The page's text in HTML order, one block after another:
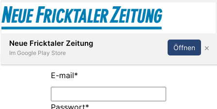
Abonnieren Anmelden
E-mail*
Passwort*
Neue Fricktaler Zeitung
Im Google Play Store
Öffnen ×